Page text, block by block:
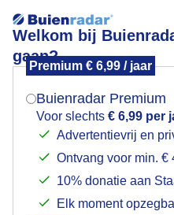
Welkom bij
gaan?
Premium € 6,99 / jaar
Buienradar Premium
Voor slechts € 6,99 per
Advertentievrij en
Ontvang voor min. €
10% donatie aan
Elk moment
Stapelwolken
Mogen we je
Indien je hier nog geen
verschijnt er zo een